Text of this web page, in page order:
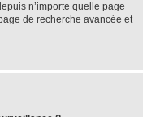
n’importe quelle page
de recherche avancée et